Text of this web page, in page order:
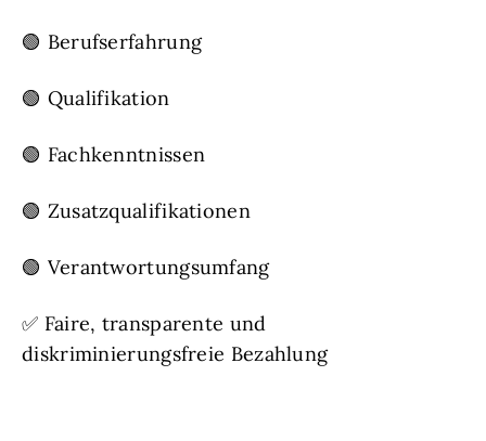
🟢 Berufserfahrung
🟢 Qualifikation
🟢 Fachkenntnissen
🟢 Zusatzqualifikationen
🟢 Verantwortungsumfang
✅ Faire, transparente und
diskriminierungsfreie Bezahlung